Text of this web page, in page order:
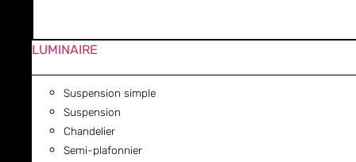
LUMINAIRE
Suspension simple
Suspension
Chandelier
Semi-plafonnier